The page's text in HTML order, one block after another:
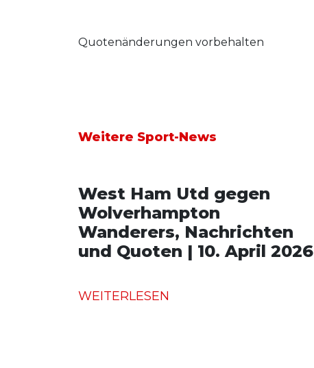
Quotenänderungen vorbehalten
Weitere Sport-News
West Ham Utd gegen
Wolverhampton
Wanderers, Nachrichten
und Quoten | 10. April 2026
WEITERLESEN